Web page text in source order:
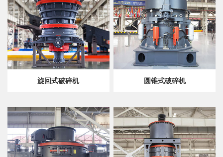
旋回式破碎机 圆锥式破碎机